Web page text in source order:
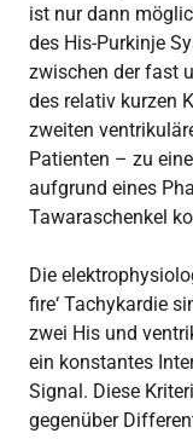
ist nur dann
des His-Purkinje
zwischen der fast
des relativ kurzen
zweiten
Patienten – zu
aufgrund eines
Tawaraschenkel
Die
fire‘ Tachykardie
zwei His und
ein konstantes
Signal. Diese
gegenüber